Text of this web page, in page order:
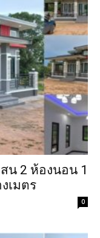
น 2 ห้องนอน 1
เมตร
0